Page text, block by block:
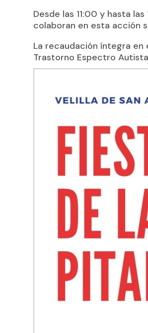
Desde las 11:00 y hasta
colaboran en esta acción
La recaudación íntegra
Trastorno Espectro